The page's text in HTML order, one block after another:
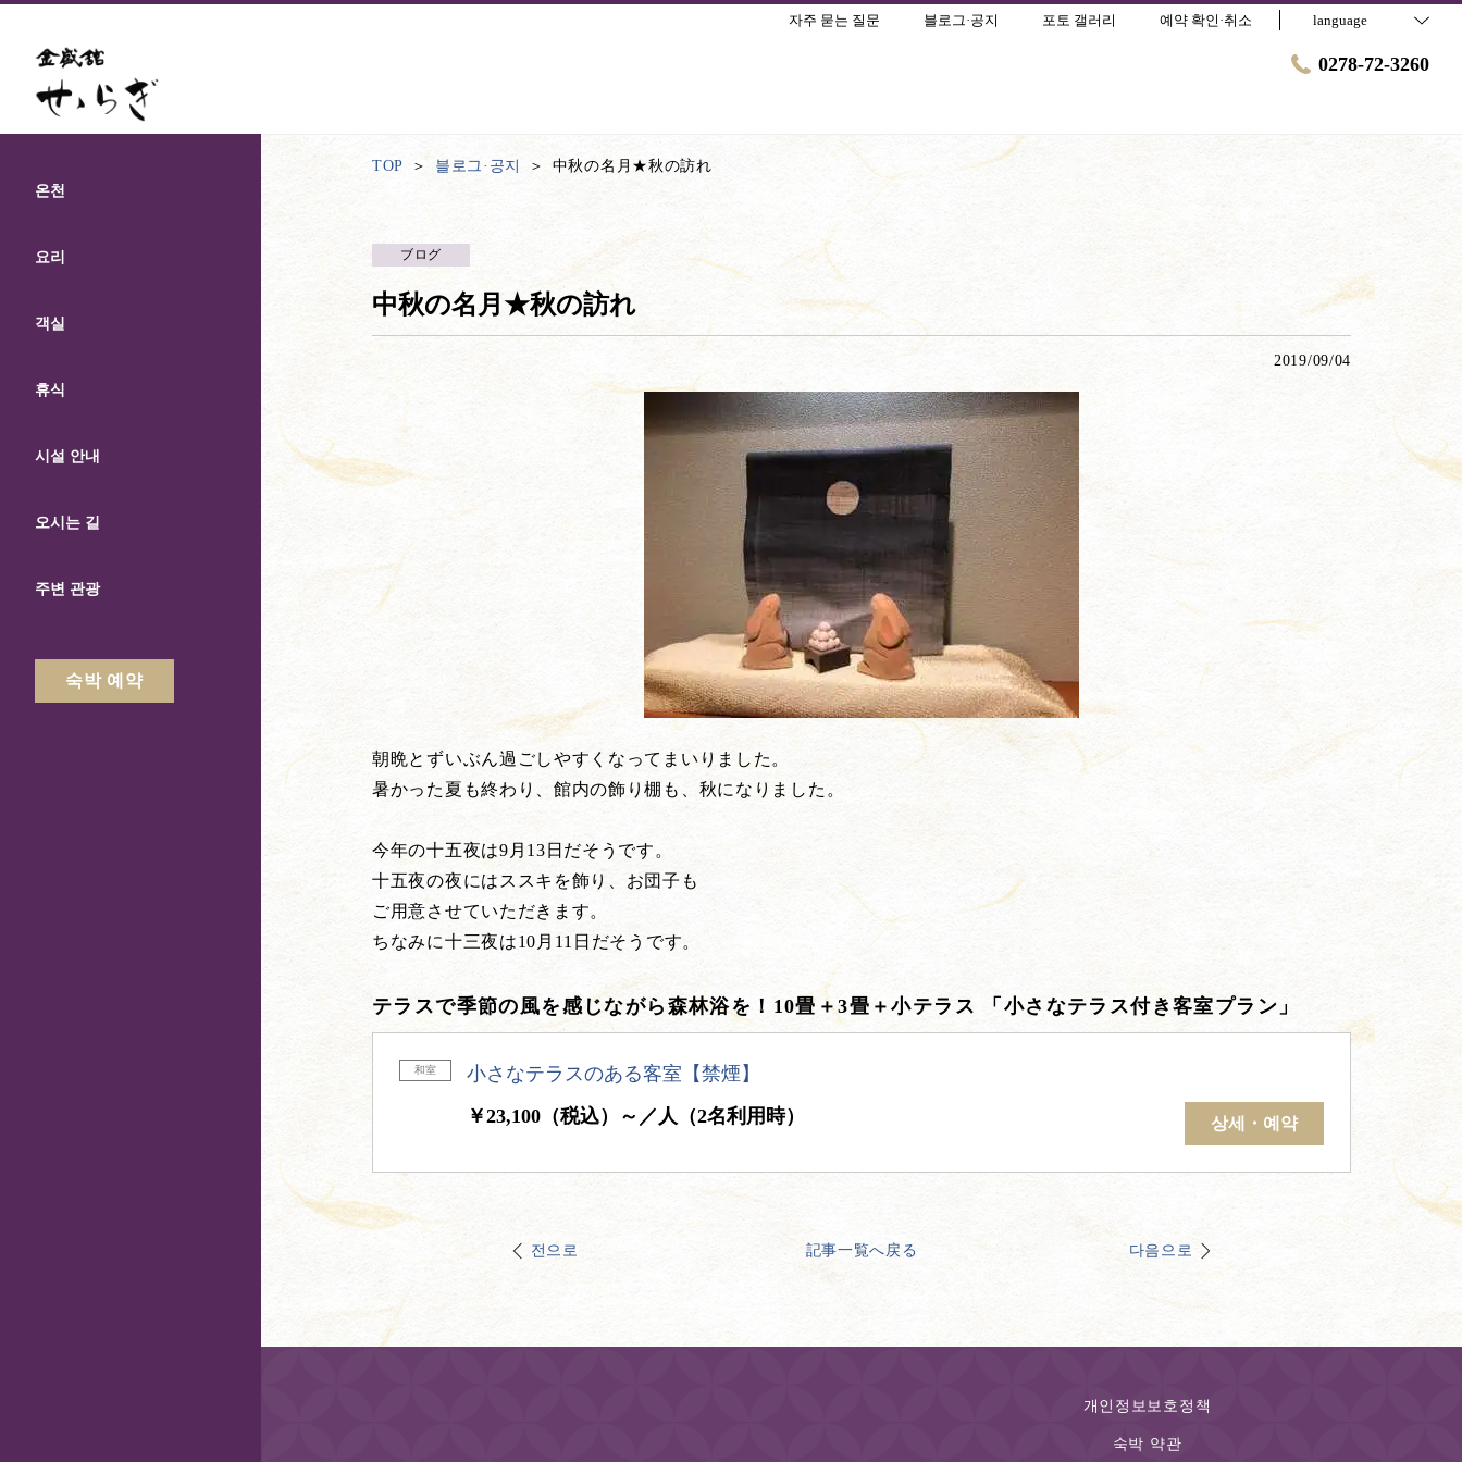
자주 묻는 질문 블로그·공지 포토 갤러리 예약 확인·취소 language
0278-72-3260
온천
요리
객실
휴식
시설 안내
오시는 길
주변 관광
숙박 예약
TOP 블로그·공지 中秋の名月★秋の訪れ
ブログ
中秋の名月★秋の訪れ
2019/09/04
朝晩とずいぶん過ごしやすくなってまいりました。
暑かった夏も終わり、館内の飾り棚も、秋になりました。
今年の十五夜は9月13日だそうです。
十五夜の夜にはススキを飾り、お団子も
ご用意させていただきます。
ちなみに十三夜は10月11日だそうです。
テラスで季節の風を感じながら森林浴を！10畳＋3畳＋小テラス 「小さなテラス付き客室プラン」
和室
小さなテラスのある客室【禁煙】
￥23,100（税込）～／人（2名利用時）
상세・예약
전으로 記事一覧へ戻る 다음으로
개인정보보호정책
숙박 약관